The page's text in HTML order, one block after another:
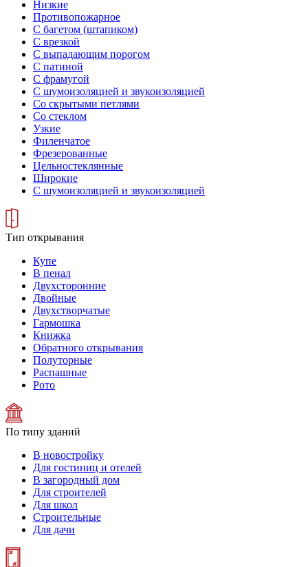
Низкие
Противопожарное
С багетом (штапиком)
С врезкой
С выпадающим порогом
С патиной
С фрамугой
С шумоизоляцией и звукоизоляцией
Со скрытыми петлями
Со стеклом
Узкие
Филенчатое
Фрезерованные
Цельностеклянные
Широкие
С шумоизоляцией и звукоизоляцией
Тип открывания
Купе
В пенал
Двухсторонние
Двойные
Двухстворчатые
Гармошка
Книжка
Обратного открывания
Полуторные
Распашные
Рото
По типу зданий
В новостройку
Для гостиниц и отелей
В загородный дом
Для строителей
Для школ
Строительные
Для дачи